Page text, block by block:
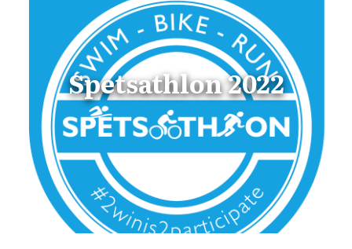
Spetsathlon 2022